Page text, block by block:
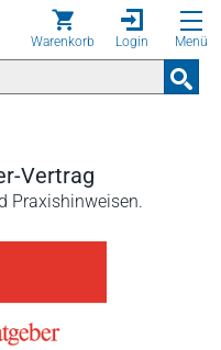
Warenkorb Login Menü
Vertrag
Praxishinweisen.